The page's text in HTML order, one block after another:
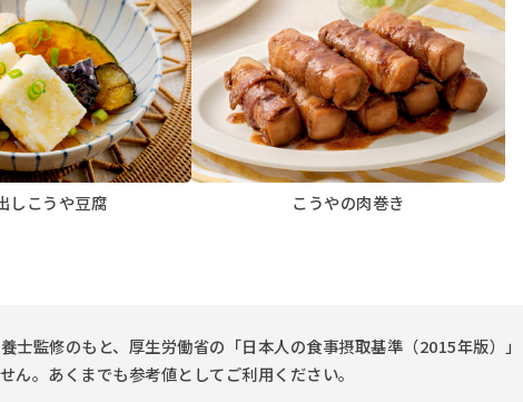
しこうや豆腐 こうやの肉巻き
士監修のもと、厚生労働省の「日本人の食事摂取基準（2015年版）
。あくまでも参考値としてご利用ください。